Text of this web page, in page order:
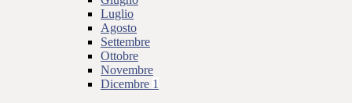
Luglio
Agosto
Settembre
Ottobre
Novembre
Dicembre 1